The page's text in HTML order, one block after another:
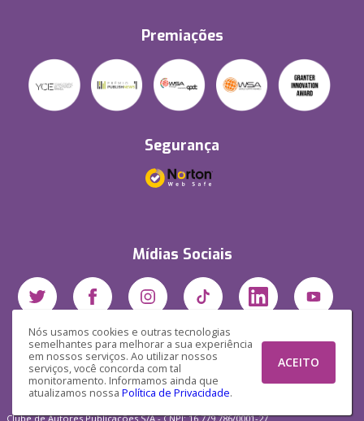
Nós usamos cookies e outras tecnologias
semelhantes para melhorar a sua experiência
em nossos serviços. Ao utilizar nossos
serviços, você concorda com tal
monitoramento. Informamos ainda que
atualizamos nossa Política de Privacidade.
ACEITO
Premiações
Segurança
Mídias Sociais
Clube de Autores Publicações S/A - CNPJ: 16.779.786/0001-27